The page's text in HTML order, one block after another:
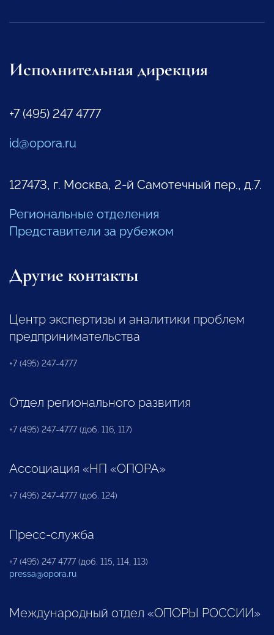
Исполнительная дирекция
+7 (495) 247 4777
id@opora.ru
127473, г. Москва, 2-й Самотечный пер., д.7.
Региональные отделения
Представители за рубежом
Другие контакты
Центр экспертизы и аналитики проблем
предпринимательства
+7 (495) 247-4777
Отдел регионального развития
+7 (495) 247-4777 (доб. 116, 117)
Ассоциация «НП «ОПОРА»
+7 (495) 247-4777 (доб. 124)
Пресс-служба
+7 (495) 247 4777 (доб. 115, 114, 113)
pressa@opora.ru
Международный отдел «ОПОРЫ РОССИИ»